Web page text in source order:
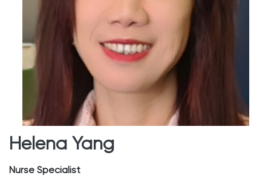
Helena Yang
Nurse Specialist